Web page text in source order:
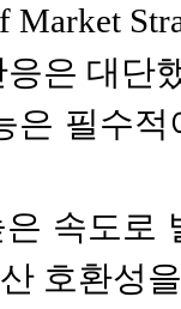
Market
응은 대
은 필수
속도로
호환성